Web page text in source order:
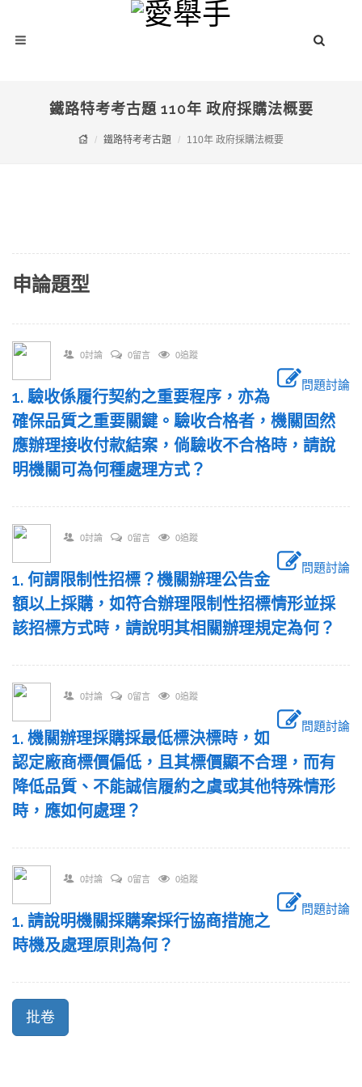
鐵路特考考古題 110年 政府採購法概要
鐵路特考考古題 110年 政府採購法概要
申論題型
0討論 0留言 0追蹤
問題討論
1. 驗收係履行契約之重要程序，亦為
確保品質之重要關鍵。驗收合格者，機關固然
應辦理接收付款結案，倘驗收不合格時，請說
明機關可為何種處理方式？
0討論 0留言 0追蹤
問題討論
1. 何謂限制性招標？機關辦理公告金
額以上採購，如符合辦理限制性招標情形並採
該招標方式時，請說明其相關辦理規定為何？
0討論 0留言 0追蹤
問題討論
1. 機關辦理採購採最低標決標時，如
認定廠商標價偏低，且其標價顯不合理，而有
降低品質、不能誠信履約之虞或其他特殊情形
時，應如何處理？
0討論 0留言 0追蹤
問題討論
1. 請說明機關採購案採行協商措施之
時機及處理原則為何？